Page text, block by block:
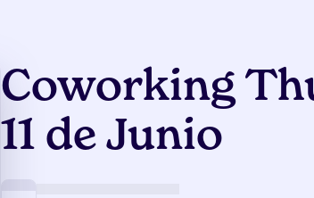
Coworking
11 de Junio